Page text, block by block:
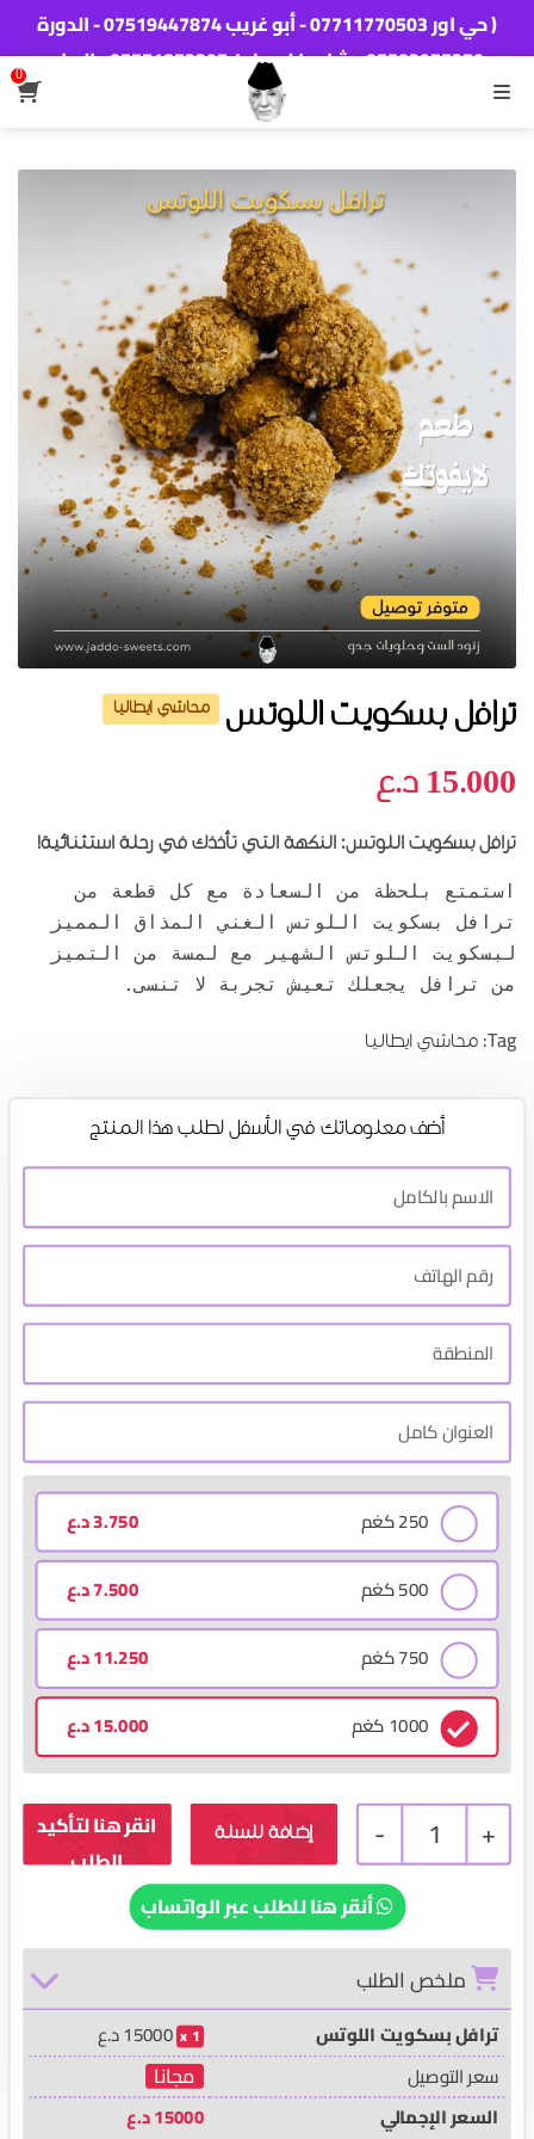
( حي اور 07711770503 - أبو غريب 07519447874 - الدورة
‭07703977350‬ - شارع فلسطين 07771853397 - البياع
07505066367)
القائمة
0
ترافل بسكويت اللوتس محاشي ايطاليا
15.000د.ع
ترافل بسكويت اللوتس: النكهة التي تأخذك في رحلة استثنائية!
استمتع بلحظة من السعادة مع كل قطعة من
ترافل بسكويت اللوتس الغني المذاق المميز
لبسكويت اللوتس الشهير مع لمسة من التميز
من ترافل يجعلك تعيش تجربة لا تنسى.
Tag: محاشي ايطاليا
أضف معلوماتك في الأسفل لطلب هذا المنتج
250 كغم 3.750د.ع
500 كغم 7.500د.ع
750 كغم 11.250د.ع
1000 كغم 15.000د.ع
+
1
- إضافة للسلة
أنقر هنا للطلب عبر الواتساب
ملخص الطلب
ترافل بسكويت اللوتس 1
15000د.ع
سعر التوصيل
مجانا
السعر الإجمالي 15000د.ع